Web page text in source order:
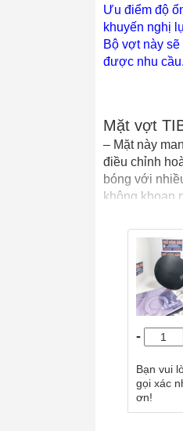
Ưu điểm độ
khuyến nghị
Bộ vợt này
được nhu cầu.
Mặt vợt
– Mặt này
điều chỉnh
bóng với
không khoan
thường do
lên thích tạo
Xiom
Sản phẩm
mặt vợt hàng
và thế mạnh
giới và Việt
hướng kỹ
Stiga Legacy
-
Bạn vui
gọi xác
ơn!